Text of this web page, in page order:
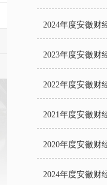
2024年度安徽财
2023年度安徽财
2022年度安徽财
2021年度安徽财
2020年度安徽财
2024年度安徽财